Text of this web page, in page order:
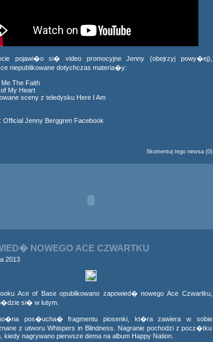
pojawi�o si� video promocyjne Jenny (obejrzyj powy�ej),
niepublikowane dotychczas materia�y:
The Faith
My Heart
sceny z teledysku Here I Am
Official Jenny Berggren Facebook
Skomentuj tego newsa (0)
NOWEGO ACE CZWARTKU
2013
Ace of Base opublikowano zapowied� nowego Ace Czwartku,
si� w lutym.
pos�ucha� fragmentu piosenki, kt�ra zawiera w sobie
z utworu Whispers in Blindness. Nagranie pochodzi z pocz�tku
kiedy nagrywano pierwsze dema na album Happy Nation.